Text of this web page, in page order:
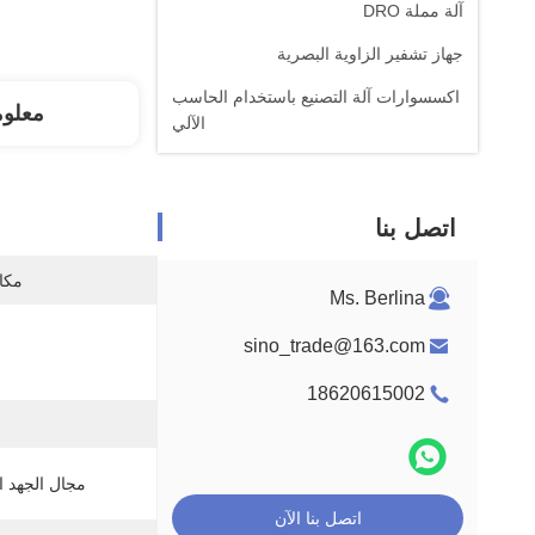
آلة مملة DRO
جهاز تشفير الزاوية البصرية
اكسسوارات آلة التصنيع باستخدام الحاسب
الآلي
اتصل بنا
Ms. Berlina
sino_trade@163.com
18620615002
اتصل بنا الآن
مجال الجهد